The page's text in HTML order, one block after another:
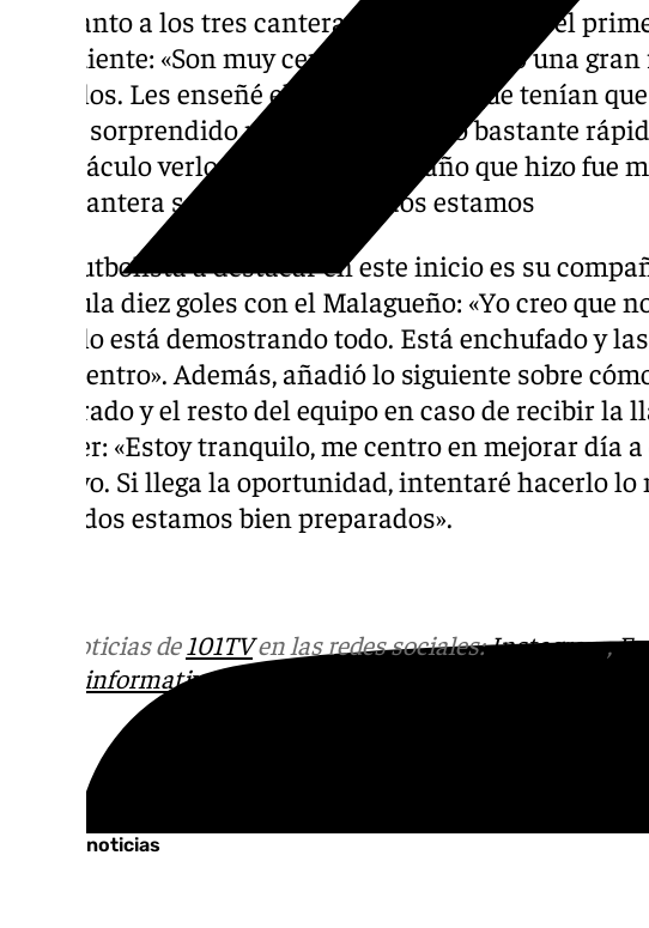
En cuanto a los tres canteranos que están en el
lo siguiente: «Son muy cercanos a mi, tengo una
con ellos. Les enseñé el año pasado lo que tenían
me ha sorprendido más, ha madurado bastante
espectáculo verlo jugar. El final de año que hizo fue
de la cantera se hace ver ahí, todos estamos
Otro futbolista a destacar en este inicio es su
acumula diez goles con el Malagueño: «Yo creo que
decir, lo está demostrando todo. Está enchufado y
para dentro». Además, añadió lo siguiente sobre
preparado y el resto del equipo en caso de recibir la
Pellicer: «Estoy tranquilo, me centro en mejorar día
objetivo. Si llega la oportunidad, intentaré hacerlo lo
que todos estamos bien preparados».
Más noticias de 101TVen las redes sociales:Instagram,
informativos@101tv.es
Últimas noticias